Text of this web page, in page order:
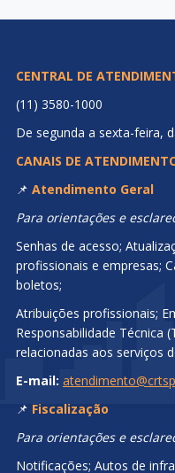
CENTRAL DE
(11) 3580-1000
De segunda a sexta-feira,
CANAIS DE
📌 Atendimento Geral
Para orientações e
Senhas de acesso;
profissionais e empresas;
boletos;
Atribuições profissionais;
Responsabilidade Técnica
relacionadas aos serviços
E-mail:
📌 Fiscalização
Para orientações e
Notificações; Autos de